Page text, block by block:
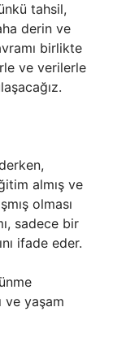
tahsil,
derin ve
birlikte
ve verilerle
almış ve
olması
sadece bir
ifade eder.
ve yaşam